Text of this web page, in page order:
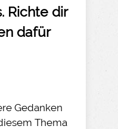
Richte dir
dafür
Gedanken
Thema